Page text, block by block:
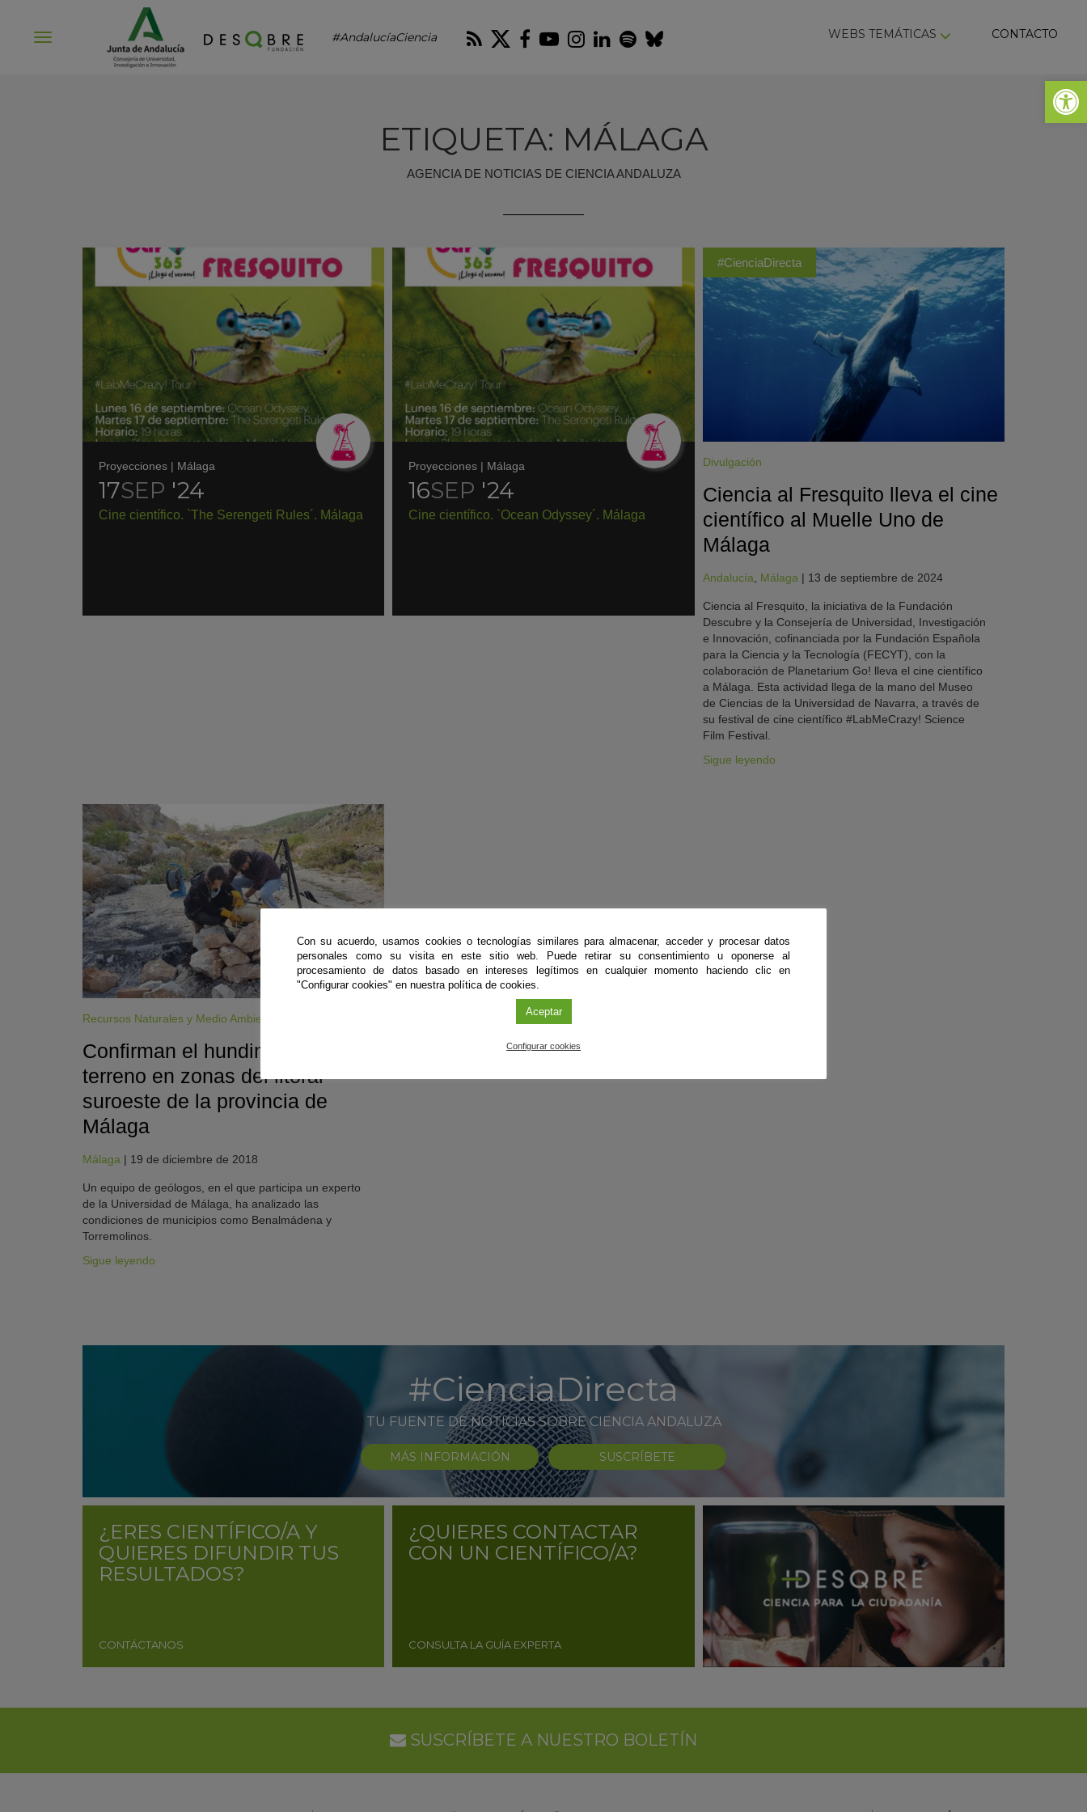
Abrir
#AndalucíaCiencia RSS Twitter
Facebook
Youtube
Instagram
LinkedIn
Spotify
Bluesky WEBS TEMÁTICAS CONTACTO
ETIQUETA: MÁLAGA
AGENCIA DE NOTICIAS DE CIENCIA ANDALUZA
Proyecciones | Málaga
17SEP '24
Cine científico. `The Serengeti Rules´. Málaga
Proyecciones | Málaga
16SEP '24
Cine científico. `Ocean Odyssey´. Málaga
#CienciaDirecta
Divulgación
Ciencia al Fresquito lleva el cine
científico al Muelle Uno de
Málaga
Andalucía Málaga | 13 de septiembre de 2024
Ciencia al Fresquito, la iniciativa de la Fundación
Descubre y la Consejería de Universidad, Investigación
e Innovación, cofinanciada por la Fundación Española
para la Ciencia y la Tecnología (FECYT), con la
colaboración de Planetarium Go! lleva el cine científico
a Málaga. Esta actividad llega de la mano del Museo
de Ciencias de la Universidad de Navarra, a través de
su festival de cine científico #LabMeCrazy! Science
Film Festival.
Sigue leyendo
Recursos Naturales y Medio Ambiente
Confirman el hundimiento del
terreno en zonas del litoral
suroeste de la provincia de
Málaga
Málaga | 19 de diciembre de 2018
Un equipo de geólogos, en el que participa un experto
de la Universidad de Málaga, ha analizado las
condiciones de municipios como Benalmádena y
Torremolinos.
Sigue leyendo
#CienciaDirecta
TU FUENTE DE NOTICIAS SOBRE CIENCIA ANDALUZA
MÁS INFORMACIÓN SUSCRÍBETE
¿ERES CIENTÍFICO/A Y
QUIERES DIFUNDIR TUS
RESULTADOS?
CONTÁCTANOS
¿QUIERES CONTACTAR
CON UN CIENTÍFICO/A?
CONSULTA LA GUÍA EXPERTA
SUSCRÍBETE A NUESTRO BOLETÍN
Con su acuerdo, usamos cookies o tecnologías similares para almacenar, acceder y procesar datos
personales como su visita en este sitio web. Puede retirar su consentimiento u oponerse al
procesamiento de datos basado en intereses legítimos en cualquier momento haciendo clic en
"Configurar cookies" en nuestra política de cookies.
Aceptar
Configurar cookies